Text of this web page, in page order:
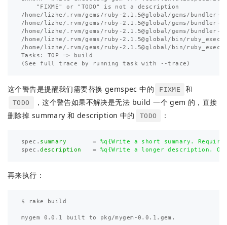
    "FIXME" or "TODO" is not a description
/home/lizhe/.rvm/gems/ruby-2.1.5@global/gems/
/home/lizhe/.rvm/gems/ruby-2.1.5@global/gems/
/home/lizhe/.rvm/gems/ruby-2.1.5@global/gems/
/home/lizhe/.rvm/gems/ruby-2.1.5@global/bin/
/home/lizhe/.rvm/gems/ruby-2.1.5@global/bin/
Tasks: TOP => build
这个警告是提醒我们需要替换 gemspec 中的 FIXME 和
TODO
，这个警告如果不解决是无法 build 一个 gem 的，直接
删除掉 summary 和 description 中的
TODO ：
spec . summary =
%q{Write a short summary.
spec .description = %q{Write a longer description.
再来执行：
$ rake build